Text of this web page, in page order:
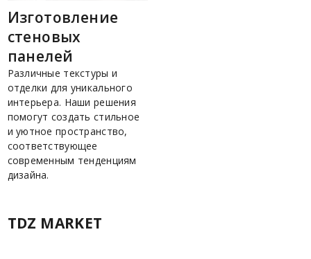
Изготовление
стеновых
панелей
Различные текстуры и
отделки для уникального
интерьера. Наши решения
помогут создать стильное
и уютное пространство,
соответствующее
современным тенденциям
дизайна.
TDZ MARKET